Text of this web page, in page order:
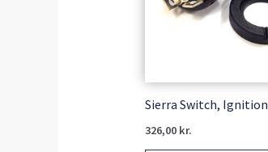
Sierra Switch, Ignition
326,00 kr.